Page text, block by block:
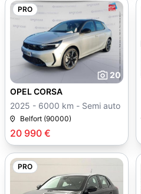
PRO
20
20 990 €
OPEL CORSA
2025 - 6000 km - Semi auto
Belfort (90000)
PRO